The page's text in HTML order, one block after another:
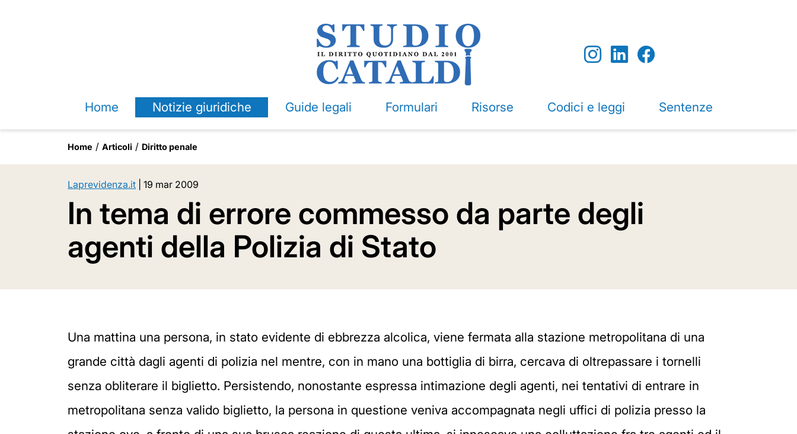
Home Notizie giuridiche Guide legali Formulari Risorse Codici e leggi Sentenze
Home Articoli Diritto penale
Laprevidenza.it 19 mar 2009
In tema di errore commesso da parte degli
agenti della Polizia di Stato
Una mattina una persona, in stato evidente di ebbrezza alcolica, viene fermata alla stazione metropolitana di una
grande città dagli agenti di polizia nel mentre, con in mano una bottiglia di birra, cercava di oltrepassare i tornelli
senza obliterare il biglietto. Persistendo, nonostante espressa intimazione degli agenti, nei tentativi di entrare in
metropolitana senza valido biglietto, la persona in questione veniva accompagnata negli uffici di polizia presso la